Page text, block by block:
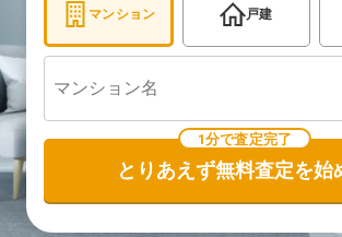
マンション 戸建
1分で査定完了
とりあえず無料査定を始